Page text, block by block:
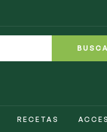
RECETAS